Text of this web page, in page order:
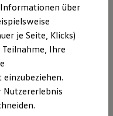
über
je Seite, Klicks)
Ihre